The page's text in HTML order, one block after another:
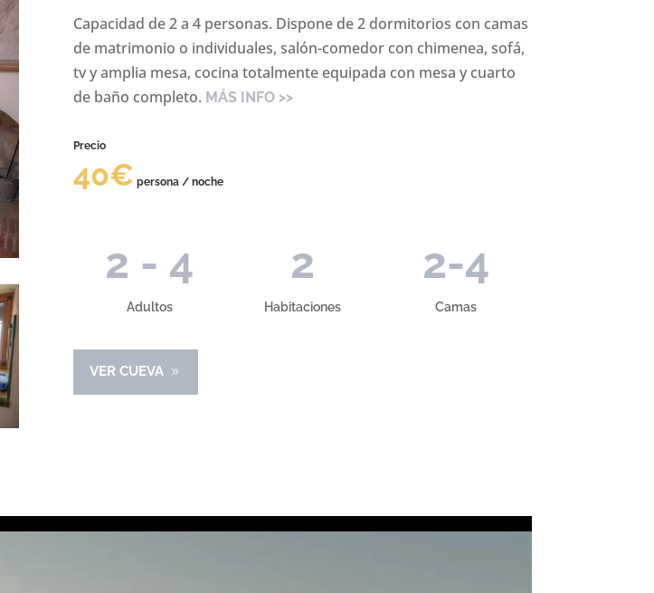
Capacidad de 2 a 4 personas. Dispone de 2 dormitorios con camas
de matrimonio o individuales, salón-comedor con chimenea, sofá,
tv y amplia mesa, cocina totalmente equipada con mesa y cuarto
de baño completo. MÁS INFO >>
Precio
40€ persona / noche
2 - 4
Adultos
2
Habitaciones
2-4
Camas
VER CUEVA